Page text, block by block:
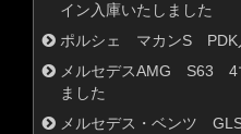
イン入庫いたしました
ポルシェ マカンS PDK
メルセデスAMG S63 4
ました
メルセデス・ベンツ